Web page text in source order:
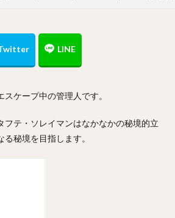
ケープ中の管理人です。
フテ・ソレイマンはなかなかの秘境的立
秘境を目指します。